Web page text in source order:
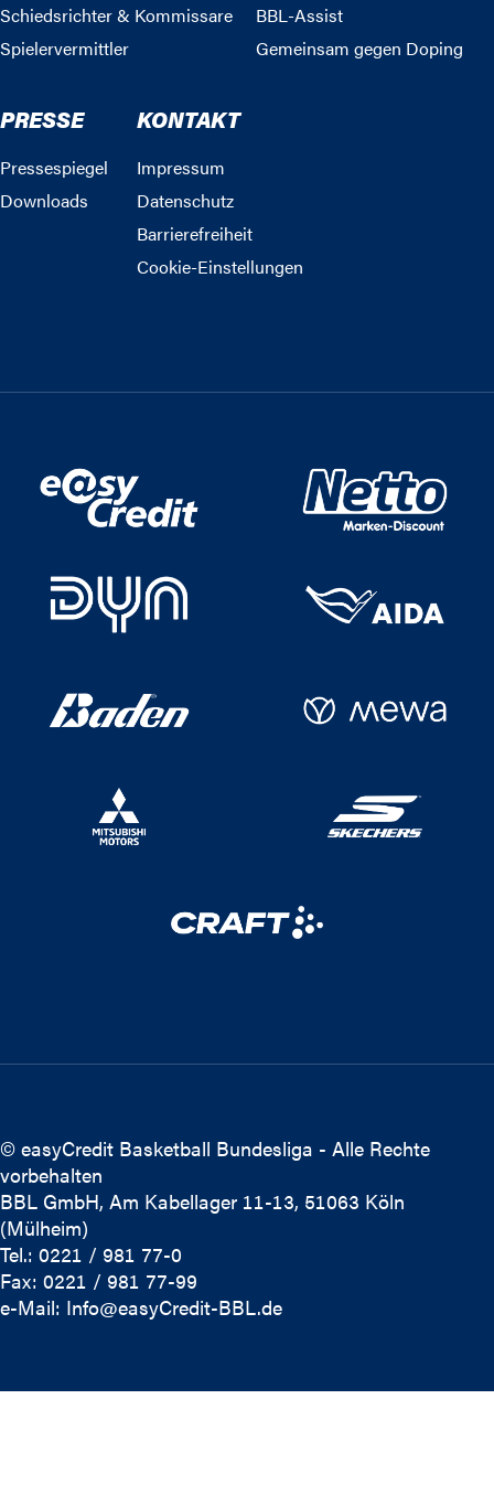
Schiedsrichter & Kommissare
Spielervermittler
BBL-Assist
Gemeinsam gegen Doping
PRESSE
Pressespiegel
Downloads
KONTAKT
Impressum
Datenschutz
Barrierefreiheit
Cookie-Einstellungen
© easyCredit Basketball Bundesliga - Alle Rechte
vorbehalten
BBL GmbH, Am Kabellager 11-13, 51063 Köln
(Mülheim)
Tel.: 0221 / 981 77-0
Fax: 0221 / 981 77-99
e-Mail: Info@easyCredit-BBL.de